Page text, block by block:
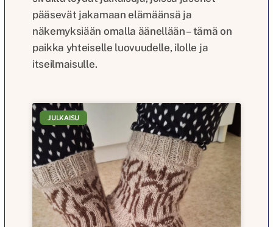
pääsevät jakamaan elämäänsä ja
näkemyksiään omalla äänellään – tämä on
paikka yhteiselle luovuudelle, ilolle ja
itseilmaisulle.
JULKAISU